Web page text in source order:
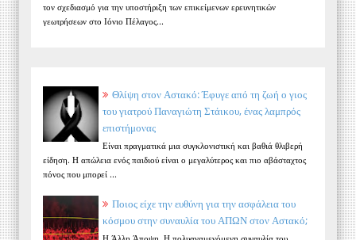
τον σχεδιασμό για την υποστήριξη των επικείμενων ερευνητικών
γεωτρήσεων στο Ιόνιο Πέλαγος...
Θλίψη στον Αστακό: Έφυγε από τη ζωή ο γιος
του γιατρού Παναγιώτη Στάικου, ένας λαμπρός
επιστήμονας
Είναι πραγματικά μια συγκλονιστική και βαθιά θλιβερή
είδηση. Η απώλεια ενός παιδιού είναι ο μεγαλύτερος και πιο αβάσταχτος
πόνος που μπορεί ...
Ποιος είχε την ευθύνη για την ασφάλεια του
κόσμου στην συναυλία του ΑΠΩΝ στον Αστακό;